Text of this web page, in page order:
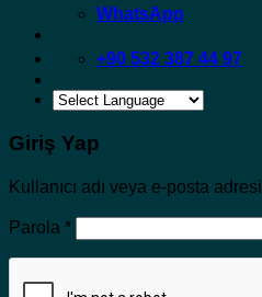
WhatsApp
+90 532 387 44 97
Giriş Yap
Kullanıcı adı veya e-posta adresi
Parola *Gerekli